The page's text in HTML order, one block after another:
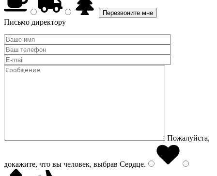
Письмо директору
Пожалуйста,
докажите, что вы человек, выбрав Сердце.